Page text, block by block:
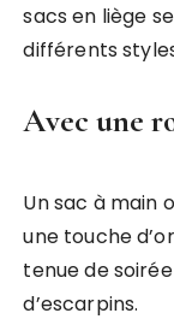
sacs en liège
différents
Avec une
Un sac à main
une touche
tenue de
d’escarpins.